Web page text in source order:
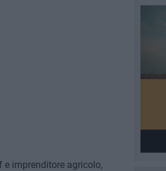
e imprenditore agricolo,